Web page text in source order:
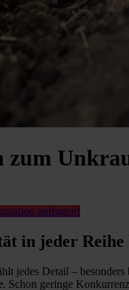
zum
anfragen!
in jeder Reihe
jedes Detail – besonders
. Schon geringe